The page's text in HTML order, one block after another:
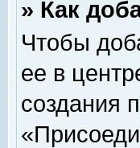
» Как
Чтобы
ее в
создания